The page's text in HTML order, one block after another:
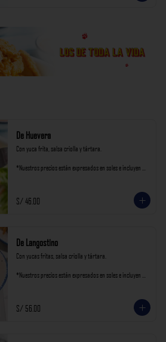
De Huevera
Con yuca frita, salsa criolla y tártara.
*Nuestros precios están expresados en soles e incluyen
S/ 46.00
De Langostino
Con yucas fritas, salsa criolla y tártara.
*Nuestros precios están expresados en soles e incluyen
S/ 56.00